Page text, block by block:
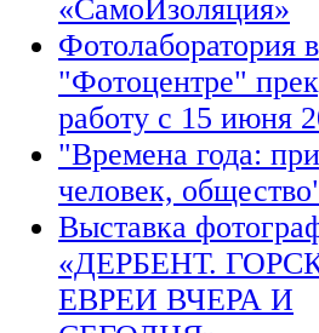
«СамоИзоляция»
Фотолаборатория в
"Фотоцентре"
работу с 15 июня
"Времена года:
человек,
Выставка
«ДЕРБЕНТ.
ЕВРЕИ ВЧЕРА И